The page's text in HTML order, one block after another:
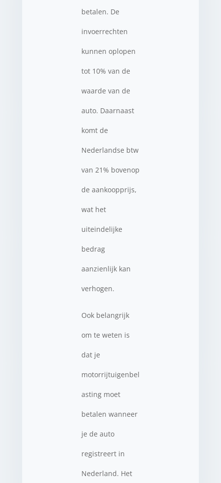
betalen. De
invoerrechten
kunnen oplopen
tot 10% van de
waarde van de
auto. Daarnaast
komt de
Nederlandse btw
van 21% bovenop
de aankoopprijs,
wat het
uiteindelijke
bedrag
aanzienlijk kan
verhogen.
Ook belangrijk
om te weten is
dat je
motorrijtuigenbel
asting moet
betalen wanneer
je de auto
registreert in
Nederland. Het